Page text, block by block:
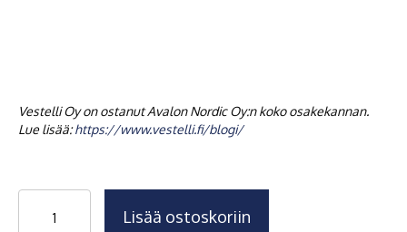
Vestelli Oy on ostanut Avalon Nordic Oy:n koko osakekannan.
Lue lisää:https://www.vestelli.fi/blogi/
Harmaavesisuodatin
Lisää ostoskoriin